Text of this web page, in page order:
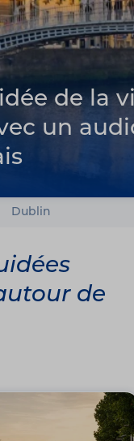
de la
un
Dublin
de